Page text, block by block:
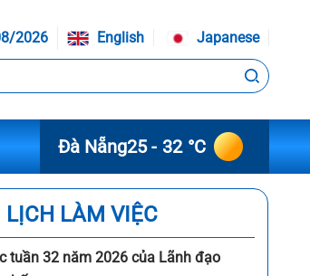
2026 English Japanese
Đà Nẵng25 - 32 °C
LỊCH LÀM VIỆC
tuần 32 năm 2026 của Lãnh đạo